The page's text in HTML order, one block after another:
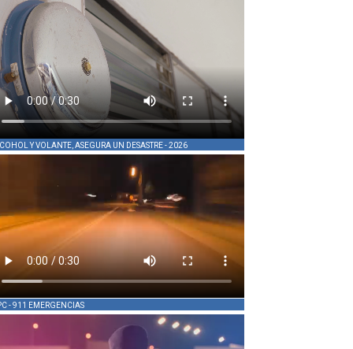
Y VOLANTE, ASEGURA UN DESASTRE - 2026
- 911 EMERGENCIAS